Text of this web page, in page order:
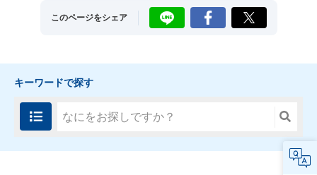
このページをシェア LINE Facebook X
キーワードで探す